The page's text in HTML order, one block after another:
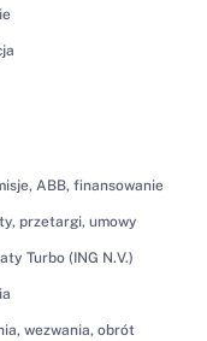
ABB, finansowanie
przetargi, umowy
Turbo (ING N.V.)
wezwania, obrót